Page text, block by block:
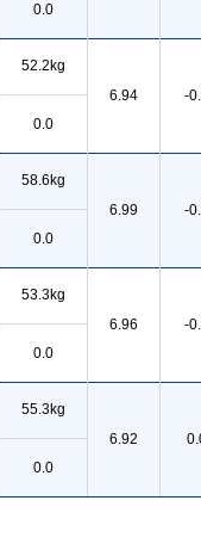
0.0
52.2kg
6.94
-
0.0
58.6kg
6.99
-
0.0
53.3kg
6.96
-
0.0
55.3kg
6.92
0.0